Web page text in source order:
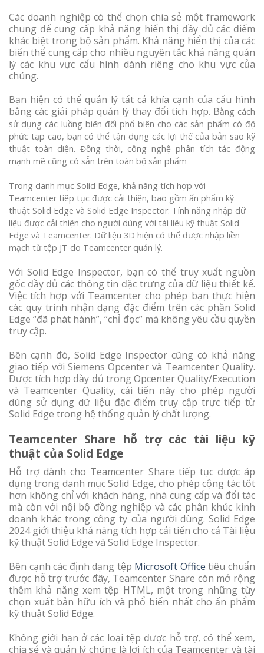
Các doanh nghiệp có thể chọn chia sẻ một framework
chung để cung cấp khả năng hiển thị đầy đủ các điểm
khác biệt trong bộ sản phẩm. Khả năng hiển thị của các
biến thể cung cấp cho nhiều nguyên tắc khả năng quản
lý các khu vực cấu hình dành riêng cho khu vực của
chúng.
Bạn hiện có thể quản lý tất cả khía cạnh của cấu hình
bằng các giải pháp quản lý thay đổi tích hợp. Bằng cách
sử dụng các luồng biến đổi phổ biến cho các sản phẩm có độ
phức tạp cao, bạn có thể tận dụng các lợi thế của bản sao kỹ
thuật toàn diện. Đồng thời, công nghệ phân tích tác động
mạnh mẽ cũng có sẵn trên toàn bộ sản phẩm
Trong danh mục Solid Edge, khả năng tích hợp với
Teamcenter tiếp tục được cải thiện, bao gồm ấn phẩm kỹ
thuật Solid Edge và Solid Edge Inspector. Tính năng nhập dữ
liệu được cải thiện cho người dùng với tài liêu kỹ thuật Solid
Edge và Teamcenter. Dữ liệu 3D hiện có thể được nhập liền
mạch từ tệp JT do Teamcenter quản lý.
Với Solid Edge Inspector, bạn có thể truy xuất nguồn
gốc đầy đủ các thông tin đặc trưng của dữ liệu thiết kế.
Việc tích hợp với Teamcenter cho phép bạn thực hiện
các quy trình nhận dạng đặc điểm trên các phần Solid
Edge “đã phát hành”, “chỉ đọc” mà không yêu cầu quyền
truy cập.
Bên cạnh đó, Solid Edge Inspector cũng có khả năng
giao tiếp với Siemens Opcenter và Teamcenter Quality.
Được tích hợp đầy đủ trong Opcenter Quality/Execution
và Teamcenter Quality, cải tiến này cho phép người
dùng sử dụng dữ liệu đặc điểm truy cập trực tiếp từ
Solid Edge trong hệ thống quản lý chất lượng.
Teamcenter Share hỗ trợ các tài liệu kỹ
thuật của Solid Edge
Hỗ trợ dành cho Teamcenter Share tiếp tục được áp
dụng trong danh mục Solid Edge, cho phép cộng tác tốt
hơn không chỉ với khách hàng, nhà cung cấp và đối tác
mà còn với nội bộ đồng nghiệp và các phân khúc kinh
doanh khác trong công ty của người dùng. Solid Edge
2024 giới thiệu khả năng tích hợp cải tiến cho cả Tài liệu
kỹ thuật Solid Edge và Solid Edge Inspector.
Bên cạnh các định dạng tệp Microsoft Office tiêu chuẩn
được hỗ trợ trước đây, Teamcenter Share còn mở rộng
thêm khả năng xem tệp HTML, một trong những tùy
chọn xuất bản hữu ích và phổ biến nhất cho ấn phẩm
kỹ thuật Solid Edge.
Không giới hạn ở các loại tệp được hỗ trợ, có thể xem,
chia sẻ và quản lý chúng là lợi ích của Teamcenter và tài